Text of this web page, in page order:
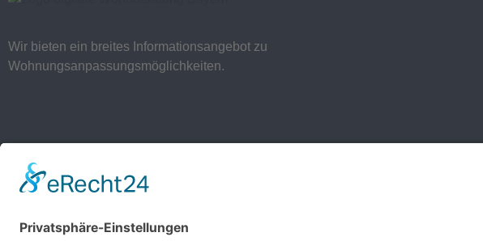
Wir bieten ein breites Informationsangebot zu
Wohnungsanpassungsmöglichkeiten.